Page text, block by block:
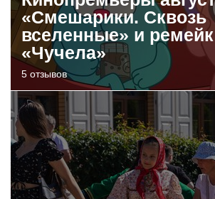
«Смешарики. Сквозь
вселенные» и ремейк
«Чучела»
5 отзывов